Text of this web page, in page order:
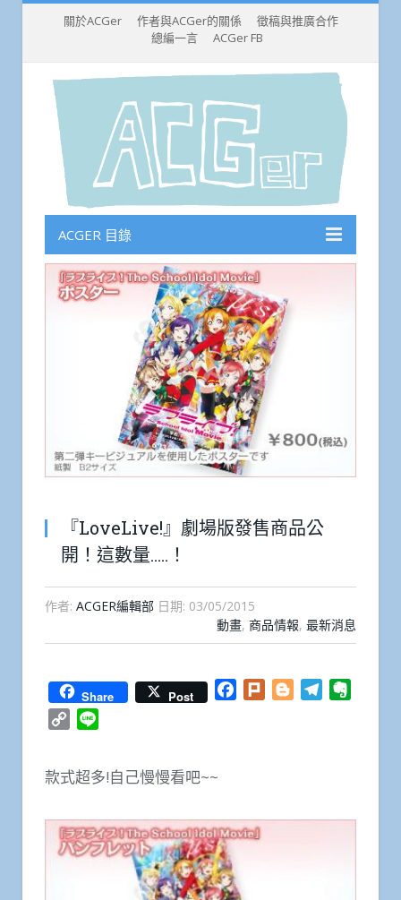
關於ACGer 作者與ACGer的關係
徵稿與推廣合作
總編一言
ACGer FB
ACGER 目錄
『LoveLive!』劇場版發售商品公
開！這數量…..！
作者: ACGER編輯部 日期: 03/05/2015
動畫, 商品情報, 最新消息
Share Post Facebook
Plurk BloggerTelegram
Copy
款式超多!自己慢慢看吧~~